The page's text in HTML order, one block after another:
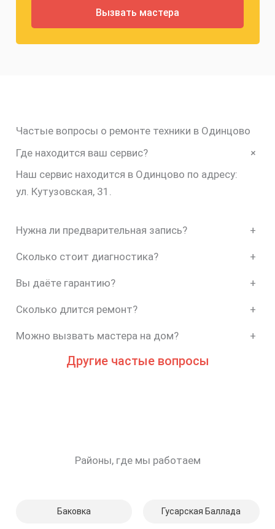
Частые вопросы о ремонте техники в Одинцово
Где находится ваш сервис?
+
Наш сервис находится в Одинцово по адресу:
ул. Кутузовская, 31.
Нужна ли предварительная запись? +
Сколько стоит диагностика? +
Вы даёте гарантию? +
Сколько длится ремонт? +
Можно вызвать мастера на дом? +
Другие частые вопросы
Районы, где мы работаем
Баковка Гусарская Баллада